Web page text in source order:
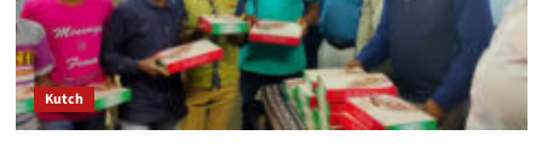
રણ-
માંડવીની
મુલાકાતે
આવશે
Kutch